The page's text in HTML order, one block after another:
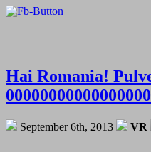
Hai Romania!
September 6th, 2013 VR